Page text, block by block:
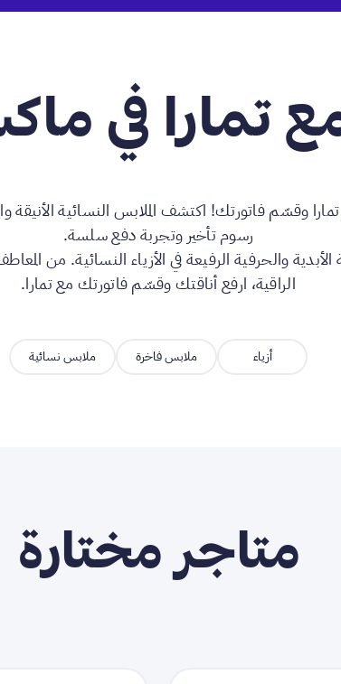
تمارا في
وقسّم فاتورتك! اكتشف الملابس النسائية الأنيقة
رسوم تأخير وتجربة دفع سلسة.
والحرفية الرفيعة في الأزياء النسائية. من
الراقية، ارفع أناقتك وقسّم فاتورتك مع تمارا.
أزياء ملابس فاخرة ملابس نسائية
متاجر مختارة